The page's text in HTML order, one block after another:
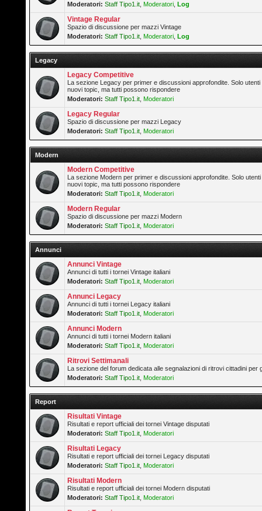
Moderatori: Staff Tipo1.it Moderatori ,Log
Vintage Regular
Spazio di discussione per mazzi Vintage
Moderatori: Staff Tipo1.it Moderatori ,Log
Legacy
Legacy Competitive
La sezione Legacy per primer e discussioni approfondite. Solo
nuovi topic, ma tutti possono rispondere
Moderatori: Staff Tipo1.it Moderatori
Legacy Regular
Spazio di discussione per mazzi Legacy
Moderatori: Staff Tipo1.it Moderatori
Modern
Modern Competitive
La sezione Modern per primer e discussioni approfondite. Solo
nuovi topic, ma tutti possono rispondere
Moderatori: Staff Tipo1.it Moderatori
Modern Regular
Spazio di discussione per mazzi Modern
Moderatori: Staff Tipo1.it Moderatori
Annunci
Annunci Vintage
Annunci di tutti i tornei Vintage italiani
Moderatori: Staff Tipo1.it Moderatori
Annunci Legacy
Annunci di tutti i tornei Legacy italiani
Moderatori: Staff Tipo1.it Moderatori
Annunci Modern
Annunci di tutti i tornei Modern italiani
Moderatori: Staff Tipo1.it Moderatori
Ritrovi Settimanali
La sezione del forum dedicata alle segnalazioni di ritrovi cittadini per
Moderatori: Staff Tipo1.it Moderatori
Report
Risultati Vintage
Risultati e report ufficiali dei tornei Vintage disputati
Moderatori: Staff Tipo1.it Moderatori
Risultati Legacy
Risultati e report ufficiali dei tornei Legacy disputati
Moderatori: Staff Tipo1.it Moderatori
Risultati Modern
Risultati e report ufficiali dei tornei Modern disputati
Moderatori: Staff Tipo1.it Moderatori